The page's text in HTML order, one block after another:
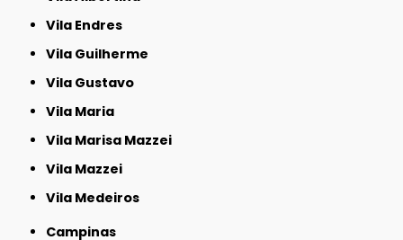
Vila Endres
Vila Guilherme
Vila Gustavo
Vila Maria
Vila Marisa Mazzei
Vila Mazzei
Vila Medeiros
Campinas